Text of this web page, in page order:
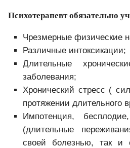
Психотерапевт обязательно
Чрезмерные физические
Различные интоксикации;
Длительные
заболевания;
Хронический стресс (
протяжении длительного
Импотенция,
(длительные
своей болезнью, так и